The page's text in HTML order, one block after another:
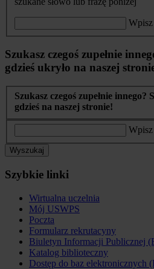
Szukasz czegoś zupełnie
gdzieś ukryło na naszej
Szukasz czegoś zupełnie innego?
gdzieś na naszej stronie!
Wyszukaj
Szybkie linki
Wirtualna uczelnia
Mój USWPS
Poczta
Formularz rekrutacyny
Biuletyn Informacji Publicznej
Katalog biblioteczny
Dostęp do baz elektronicznych